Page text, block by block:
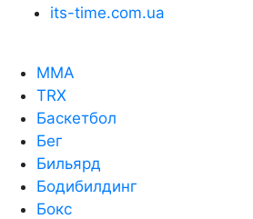
its-time.com.ua
MMA
TRX
Баскетбол
Бег
Бильярд
Бодибилдинг
Бокс